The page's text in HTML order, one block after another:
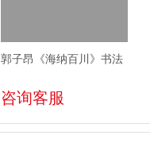
郭子昂《海纳百川》书法
咨询客服